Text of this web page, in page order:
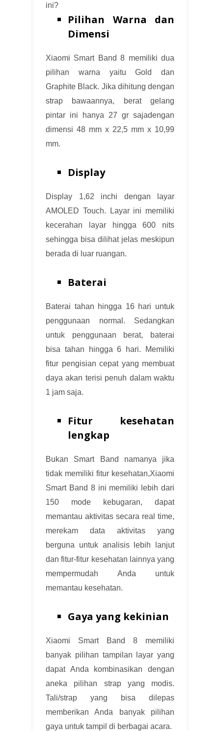
ini?
Pilihan Warna dan
Dimensi
Xiaomi Smart Band 8 memiliki dua
pilihan warna yaitu Gold dan
Graphite Black. Jika dihitung dengan
strap bawaannya, berat gelang
pintar ini hanya 27 gr sajadengan
dimensi 48 mm x 22,5 mm x 10,99
mm.
Display
Display 1,62 inchi dengan layar
AMOLED Touch. Layar ini memiliki
kecerahan layar hingga 600 nits
sehingga bisa dilihat jelas meskipun
berada di luar ruangan.
Baterai
Baterai tahan hingga 16 hari untuk
penggunaan normal. Sedangkan
untuk penggunaan berat, baterai
bisa tahan hingga 6 hari. Memiliki
fitur pengisian cepat yang membuat
daya akan terisi penuh dalam waktu
1 jam saja.
Fitur kesehatan
lengkap
Bukan Smart Band namanya jika
tidak memiliki fitur kesehatan,Xiaomi
Smart Band 8 ini memiliki lebih dari
150 mode kebugaran, dapat
memantau aktivitas secara real time,
merekam data aktivitas yang
berguna untuk analisis lebih lanjut
dan fitur-fitur kesehatan lainnya yang
mempermudah Anda untuk
memantau kesehatan.
Gaya yang kekinian
Xiaomi Smart Band 8 memiliki
banyak pilihan tampilan layar yang
dapat Anda kombinasikan dengan
aneka pilihan strap yang modis.
Tali/strap yang bisa dilepas
memberikan Anda banyak pilihan
gaya untuk tampil di berbagai acara.